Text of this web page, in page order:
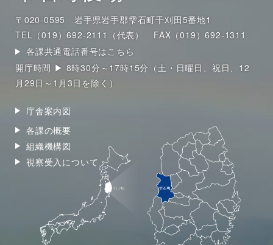
〒020-0595 岩手県岩手郡雫石町千刈田5番地1
TEL（019）692-2111（代表）
FAX（019）692-1311
各課共通電話番号はこちら
開庁時間 ▶ 8時30分～17時15分（土・日曜日、祝日、12
月29日～1月3日を除く）
庁舎案内図
各課の概要
組織機構図
視察受入について